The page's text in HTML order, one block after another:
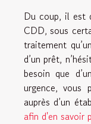
Du coup, il est
CDD, sous
traitement
d’un prêt,
besoin que
urgence, vous
auprès d’un
afin d'en savoir